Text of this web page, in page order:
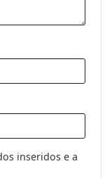
inseridos e a